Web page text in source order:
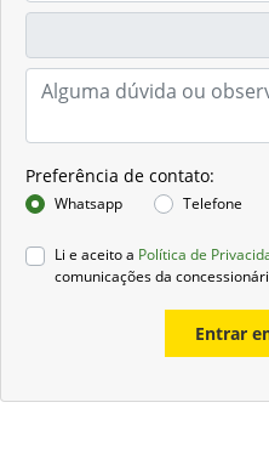
Preferência de contato:
Whatsapp Telefone
Li e aceito a Política de
comunicações da
Entrar